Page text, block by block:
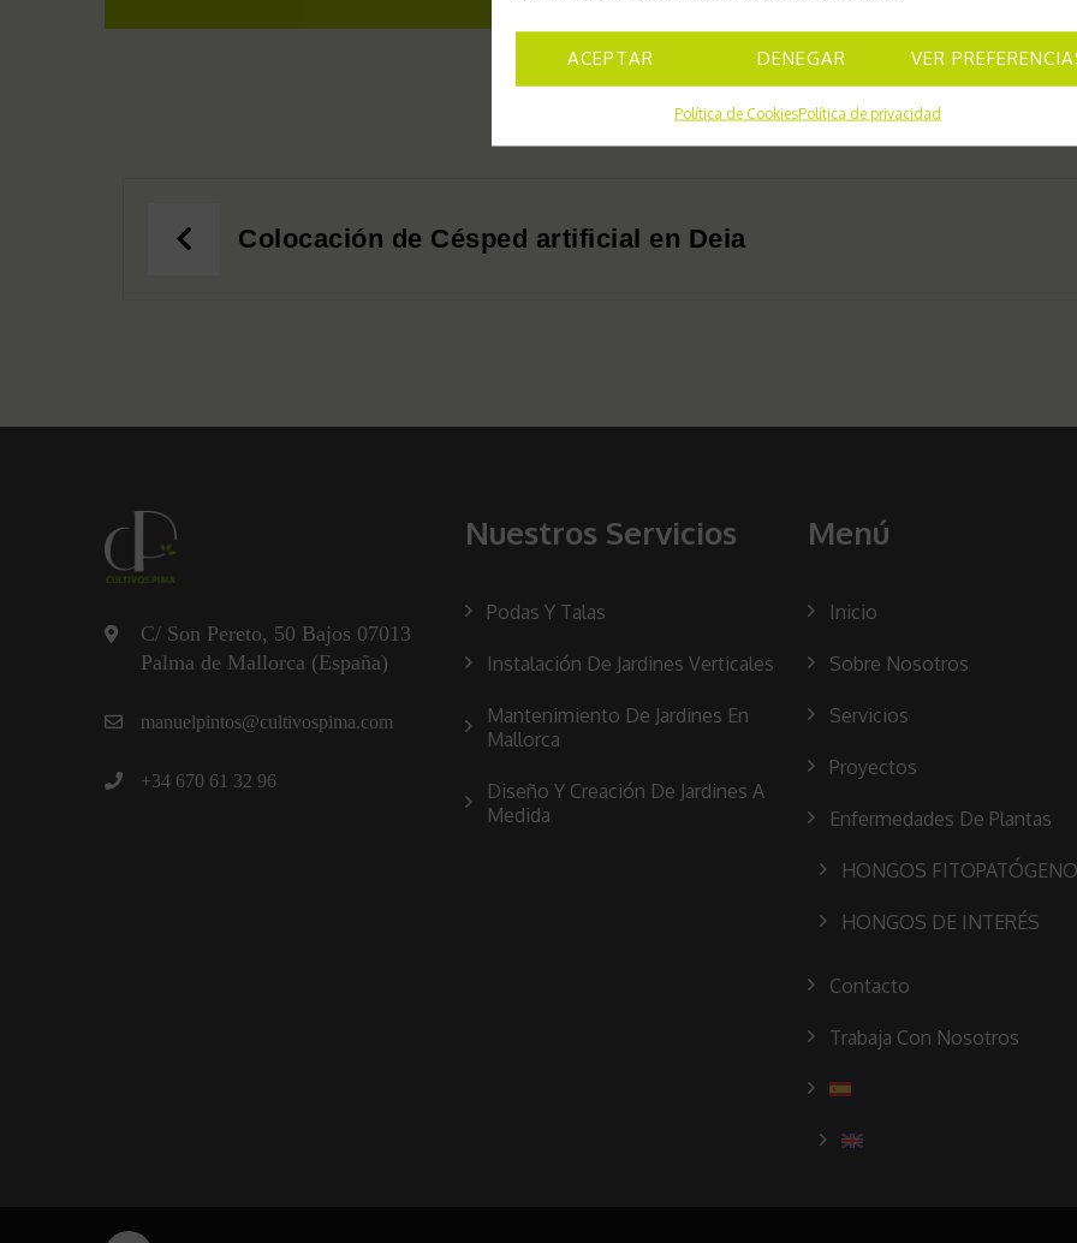
ACEPTAR DENEGAR VER
Política de CookiesPolítica de privacidad
Colocación de Césped artificial en Deia
C/ Son Pereto, 50 Bajos 07013
Palma de Mallorca (España)
manuelpintos@cultivospima.com
+34 670 61 32 96
Nuestros Servicios
Podas Y Talas
Instalación De Jardines Verticales
Mantenimiento De Jardines En
Mallorca
Diseño Y Creación De Jardines A
Medida
Menú
Inicio
Sobre Nosotros
Servicios
Proyectos
Enfermedades De Plantas
HONGOS
HONGOS DE INTERÉS
Contacto
Trabaja Con Nosotros